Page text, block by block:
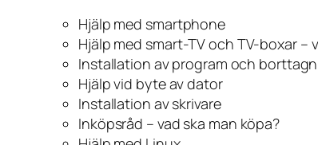
Hjälp med smartphone
Hjälp med smart-TV och TV-boxar –
Installation av program och
Hjälp vid byte av dator
Installation av skrivare
Inköpsråd – vad ska man köpa?